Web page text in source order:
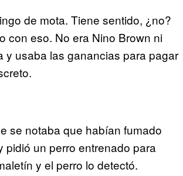
de mota. Tiene sentido, ¿no?
con eso. No era Nino Brown ni
y usaba las ganancias para pagar
se notaba que habían fumado
un perro entrenado para
y el perro lo detectó.